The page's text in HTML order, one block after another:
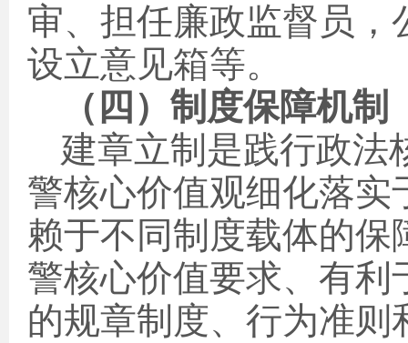
审、担任廉政监督员
设立意见箱等。
（四）制度保障机制
建章立制是践行政法
警核心价值观细化落
赖于不同制度载体的
警核心价值要求、有
的规章制度、行为准